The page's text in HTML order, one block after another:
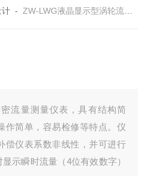
计 - ZW-LWG液晶显示型涡轮流量计
流量测量仪表，具有结构简
作简单，容易检修等特点。仪
偿仪表系数非线性，并可进行
示瞬时流量（4位有效数字）